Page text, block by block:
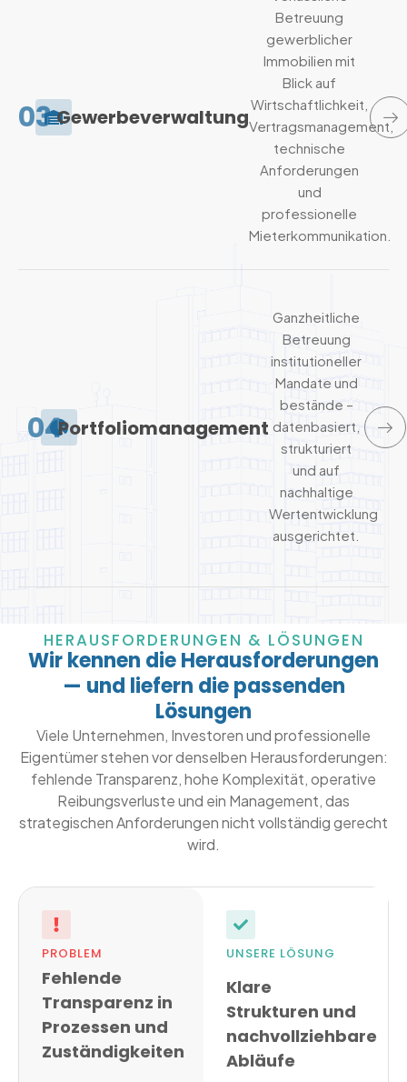
03Gewerbeverwaltung
Betreuung
gewerblicher
Immobilien mit
Blick auf
Wirtschaftlichkeit,
Vertragsmanagement,
technische
Anforderungen
und
professionelle
Mieterkommunikation.
04Portfoliomanagement
Ganzheitliche
Betreuung
institutioneller
Mandate und
bestände –
datenbasiert,
strukturiert
und auf
nachhaltige
Wertentwicklung
ausgerichtet.
HERAUSFORDERUNGEN & LÖSUNGEN
Wir kennen die Herausforderungen
— und liefern die passenden
Lösungen
Viele Unternehmen, Investoren und professionelle
Eigentümer stehen vor denselben Herausforderungen:
fehlende Transparenz, hohe Komplexität, operative
Reibungsverluste und ein Management, das
strategischen Anforderungen nicht vollständig gerecht
wird.
PROBLEM
Fehlende
Transparenz in
Prozessen und
Zuständigkeiten
UNSERE LÖSUNG
Klare
Strukturen und
nachvollziehbare
Abläufe